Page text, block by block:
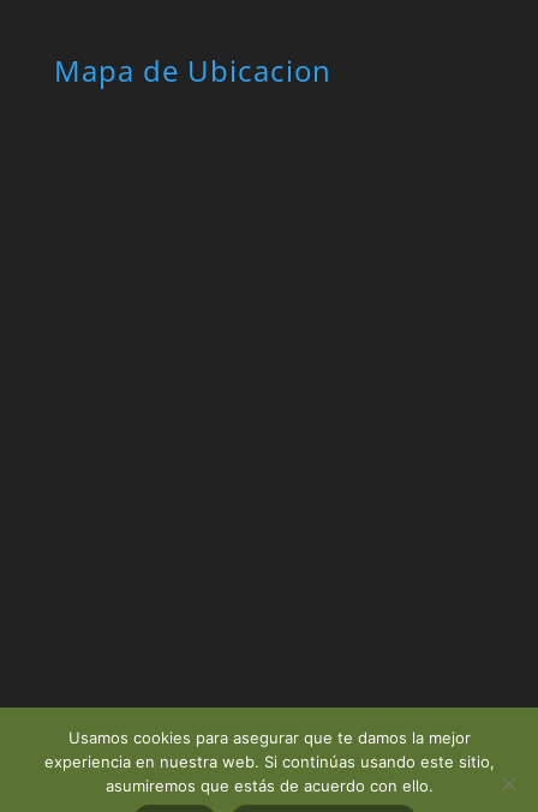
Mapa de Ubicacion
Usamos cookies para asegurar que te damos la mejor
experiencia en nuestra web. Si continúas usando este sitio,
asumiremos que estás de acuerdo con ello.